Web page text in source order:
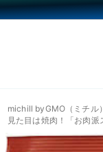
michill byGMO（ミチル）
見た目は焼肉！「お肉